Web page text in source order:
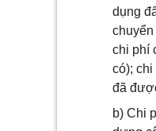
dụng
chi phí
có); chi
đã
b) Chi